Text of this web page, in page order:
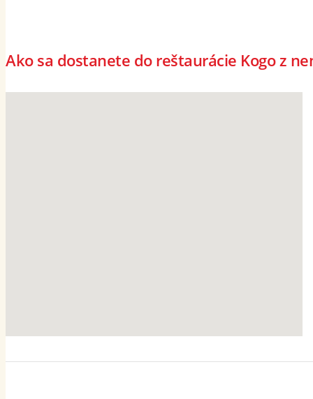
Ako sa dostanete do reštaurácie Kogo z